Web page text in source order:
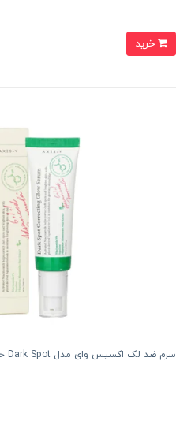
خرید
سرم ضد لک اکسیس وای مدل Dark Spot حجم 50 میلی لیتر